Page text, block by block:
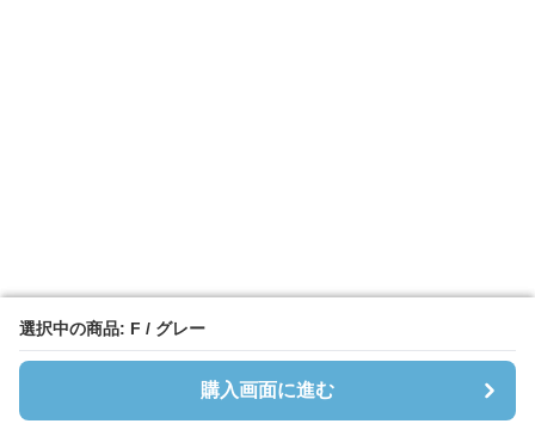
選択中の商品: F / グレー
購入画面に進む
選択中の商品: F / グレー
購入画面に進む